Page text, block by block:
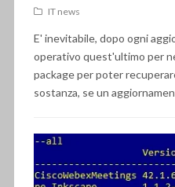
IT news
E' inevitabile, dopo ogni
operativo quest'ultimo per
package per poter
sostanza, se un